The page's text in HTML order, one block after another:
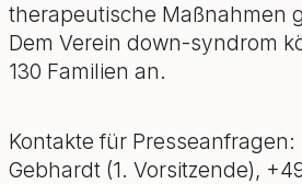
therapeutische Maßnahmen
Dem Verein down-syndrom
130 Familien an.
Kontakte für
Gebhardt (1. Vorsitzende),